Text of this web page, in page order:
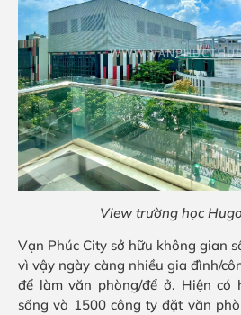
View trường học
Vạn Phúc City sở hữu không gian
vì vậy ngày càng nhiều gia đình/
để làm văn phòng/để ở. Hiện có
sống và 1500 công ty đặt văn